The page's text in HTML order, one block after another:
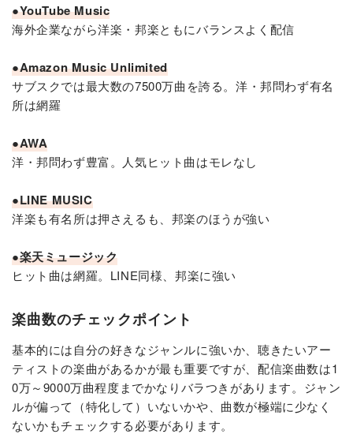
●YouTube Music
海外企業ながら洋楽・邦楽ともにバランスよく配信
●Amazon Music Unlimited
サブスクでは最大数の7500万曲を誇る。洋・邦問わず有名
所は網羅
●AWA
洋・邦問わず豊富。人気ヒット曲はモレなし
●LINE MUSIC
洋楽も有名所は押さえるも、邦楽のほうが強い
●楽天ミュージック
ヒット曲は網羅。LINE同様、邦楽に強い
楽曲数のチェックポイント
基本的には自分の好きなジャンルに強いか、聴きたいアー
ティストの楽曲があるかが最も重要ですが、配信楽曲数は1
0万～9000万曲程度までかなりバラつきがあります。ジャン
ルが偏って（特化して）いないかや、曲数が極端に少なく
ないかもチェックする必要があります。